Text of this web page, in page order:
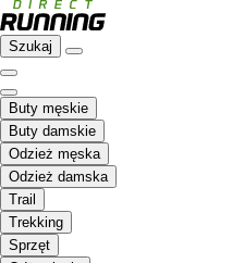
Szukaj
Buty męskie
Buty damskie
Odzież męska
Odzież damska
Trail
Trekking
Sprzęt